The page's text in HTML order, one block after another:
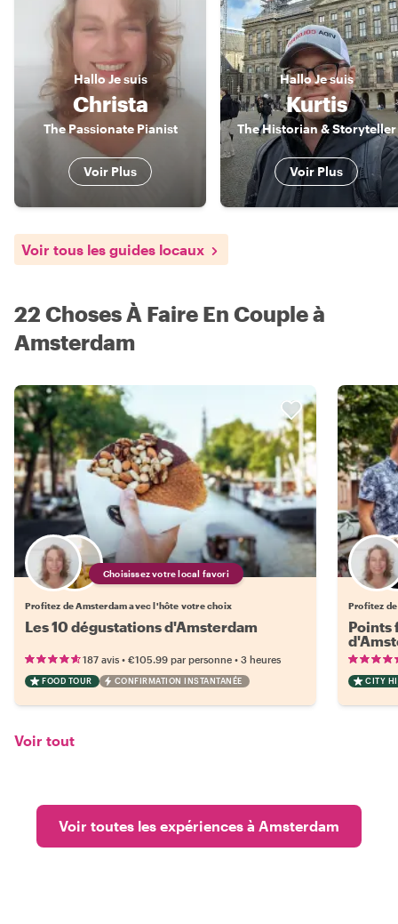
HalloJe suis
Christa
The Passionate Pianist
Voir Plus
HalloJe suis
Kurtis
The Historian & Storyteller
Voir Plus
Voir tous les guides locaux
22 Choses À Faire En Couple à
Amsterdam
Choisissez votre local favori
Profitez de Amsterdam avec l'hôte votre choix
Les 10 dégustations d'Amsterdam
187 avis • €105.99 par personne • 3 heures
FOOD TOUR CONFIRMATION INSTANTANÉE
Profitez
Points
CITY
Voir tout
Voir toutes les expériences à Amsterdam